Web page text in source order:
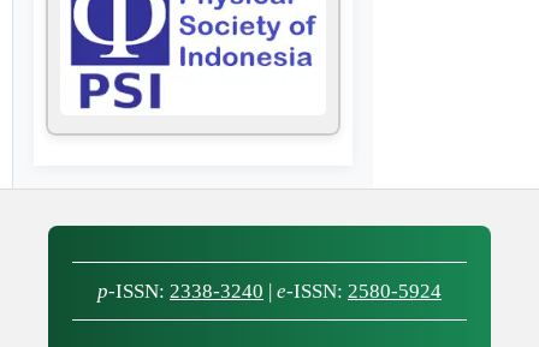
p-ISSN: 2338-3240 | e-ISSN: 2580-5924